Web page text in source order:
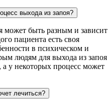
выхода из запоя?
может быть разным и зависит
пациента есть своя
в психическом и
людям для выхода из запоя
а у некоторых процесс может
лечиться?